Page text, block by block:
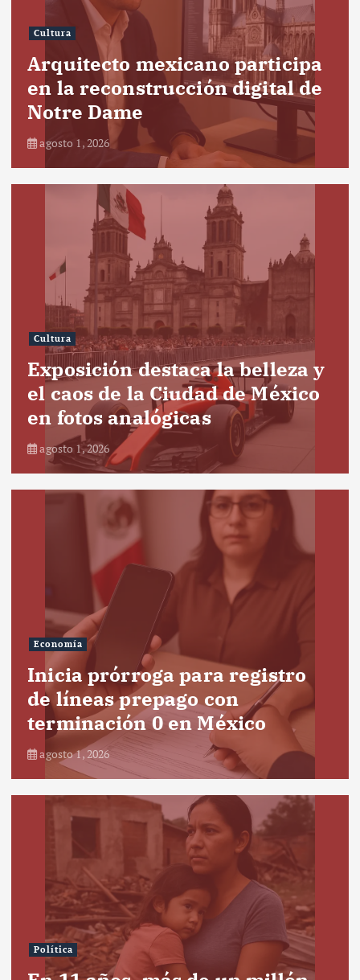
Cultura
Arquitecto mexicano participa
en la reconstrucción digital de
Notre Dame
agosto 1, 2026
Cultura
Exposición destaca la belleza y
el caos de la Ciudad de México
en fotos analógicas
agosto 1, 2026
Economía
Inicia prórroga para registro
de líneas prepago con
terminación 0 en México
agosto 1, 2026
Política